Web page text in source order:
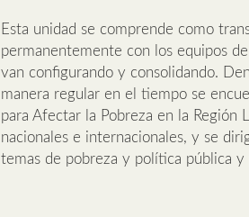
Esta unidad se comprende como
permanentemente con los equipos
van configurando y consolidando.
manera regular en el tiempo se
para Afectar la Pobreza en la Región
nacionales e internacionales, y se
temas de pobreza y política pública y